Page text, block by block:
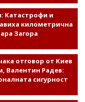
Катастрофи и
километрична
Загора
отговор от Киев
Валентин Радев:
сигурност